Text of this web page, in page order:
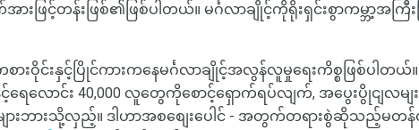
ြင့်တန်းဖြစ်၏ဖြစ်ပါတယ်။ မင်္ဂလာချိုင့်ကိုရိုးရှင်းစွာကမ္ဘာ့အကြီ
းဝိုင်းနှင့်ပြိုင်ကားကနေမင်္ဂလာချိုင့်အလွန်လူမှုရေးကိစ္စဖြစ်ပါတ
င့်ရေလောင်း 40,000 လူတွေကိုစောင့်ရှောက်ရပ်လျက်, အပွေးပွိုငျလမ
များဘားသို့လှည့်။ ဒါဟာအစစျေးပေါင် - အတွက်တရားစွဲဆိုသည့်မတန်တ